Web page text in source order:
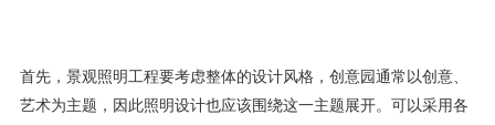
首先，景观照明工程要考虑整体的设计风格，创意园通常以创意、
艺术为主题，因此照明设计也应该围绕这一主题展开。可以采用各